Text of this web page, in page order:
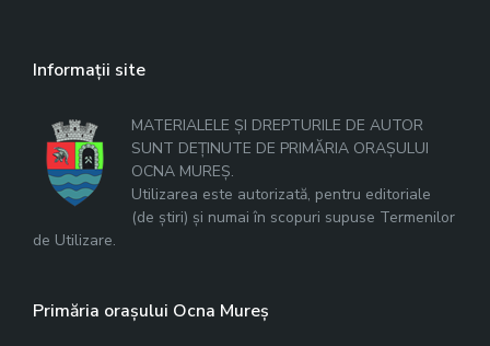
Informații site
MATERIALELE ȘI DREPTURILE DE AUTOR
SUNT DEȚINUTE DE PRIMĂRIA ORAȘULUI
OCNA MUREȘ.
Utilizarea este autorizată, pentru editoriale
(de știri) și numai în scopuri supuse Termenilor
de Utilizare.
Primăria orașului Ocna Mureș